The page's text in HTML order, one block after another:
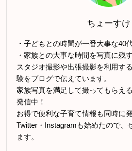
ちょーすけ
・子どもとの時間が一番大事な40
・家族との大事な時間を写真に残
スタジオ撮影や出張撮影を利用す
験をブログで伝えています。
家族写真を満足して撮ってもらえ
発信中！
お得で便利な子育て情報も同時に
Twitter・Instagramも始めたので、
ます。